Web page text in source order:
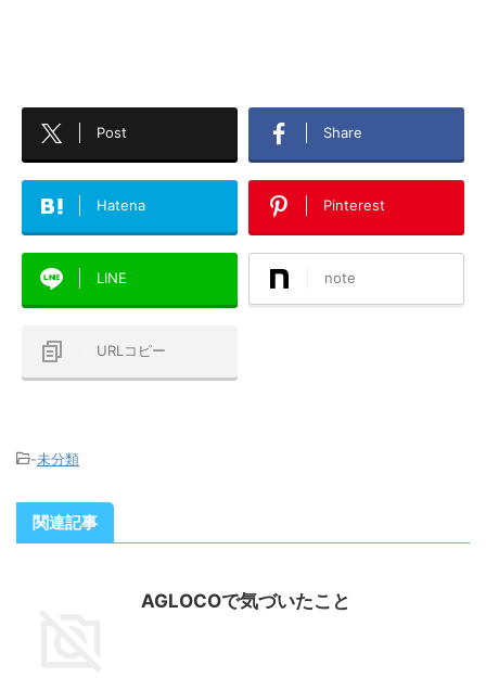
Post Share
Hatena Pinterest
LINE note
URLコピー
-未分類
関連記事
AGLOCOで気づいたこと